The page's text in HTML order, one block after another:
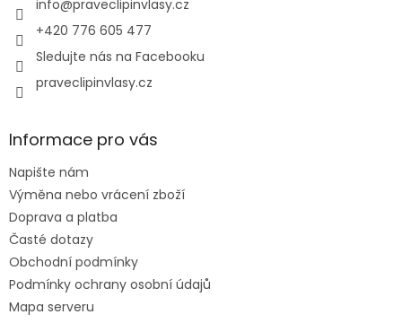
info@praveclipinvlasy.cz
+420 776 605 477
Sledujte nás na Facebooku
praveclipinvlasy.cz
Informace pro vás
Napište nám
Výměna nebo vrácení zboží
Doprava a platba
Časté dotazy
Obchodní podmínky
Podmínky ochrany osobní údajů
Mapa serveru